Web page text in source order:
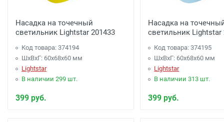
Насадка на точечный
светильник Lightstar 201433
Код товара: 374194
ШхВхГ: 60x68x60 мм
Lightstar
В наличии 299 шт.
399 руб.
Насадка на
светильник Lightstar
Код товара: 374195
ШхВхГ: 60x68x60 мм
Lightstar
В наличии 313 шт.
399 руб.